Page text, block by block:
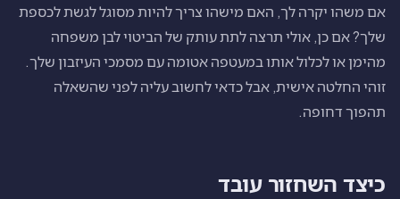
אם משהו יקרה לך, האם מישהו צריך להיות מסוגל לגשת לכספת
שלך? אם כן, אולי תרצה לתת עותק של הביטוי לבן משפחה
מהימן או לכלול אותו במעטפה אטומה עם מסמכי העיזבון שלך.
זוהי החלטה אישית, אבל כדאי לחשוב עליה לפני שהשאלה
תהפוך דחופה.
כיצד השחזור עובד